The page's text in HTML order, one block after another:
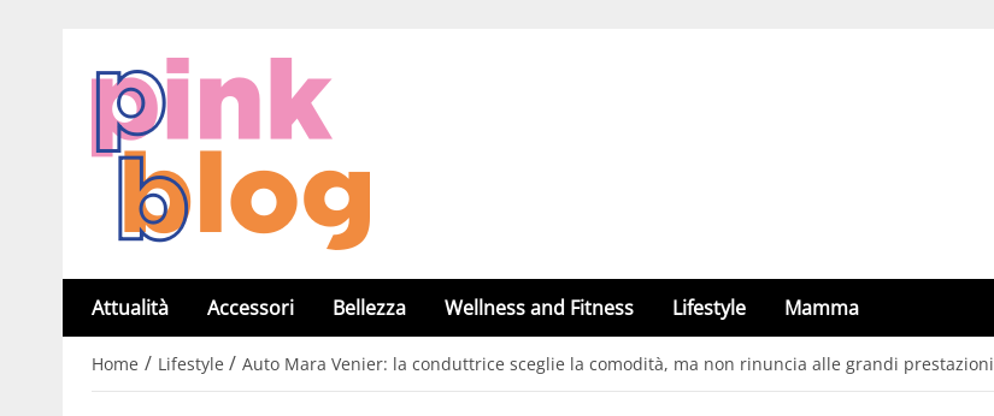
Attualità Accessori Bellezza Wellness and Fitness Lifestyle Mamma
Home / Lifestyle / Auto Mara Venier: la conduttrice sceglie la comodità, ma non rinuncia alle grandi prestazioni